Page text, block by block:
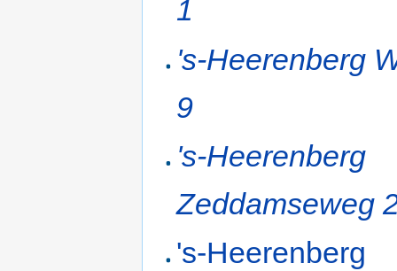
1
's-Heerenberg
9
's-Heerenberg
Zeddamseweg
's-Heerenberg